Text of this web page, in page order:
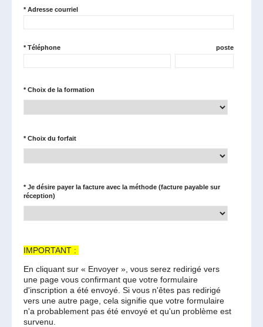
*Adresse courriel
*Téléphone poste
*Choix de la formation
*Choix du forfait
*Je désire payer la facture avec la méthode (facture payable sur
réception)
IMPORTANT :
En cliquant sur « Envoyer », vous serez redirigé vers
une page vous confirmant que votre formulaire
d'inscription a été envoyé. Si vous n'êtes pas redirigé
vers une autre page, cela signifie que votre formulaire
n'a probablement pas été envoyé et qu'un problème est
survenu.